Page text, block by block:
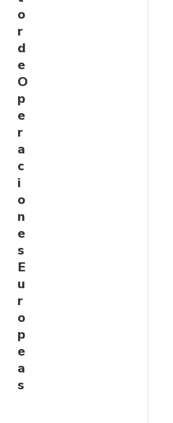
o
r
d
e
O
p
e
r
a
c
i
o
n
e
s
E
u
r
o
p
e
a
s